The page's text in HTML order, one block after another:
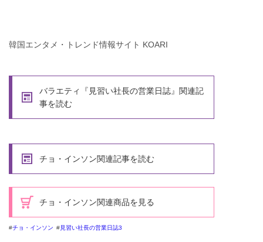
韓国エンタメ・トレンド情報サイト KOARI
バラエティ『見習い社長の営業日誌』関連記
事を読む
チョ・インソン関連記事を読む
チョ・インソン関連商品を見る
チョ・インソン 見習い社長の営業日誌3